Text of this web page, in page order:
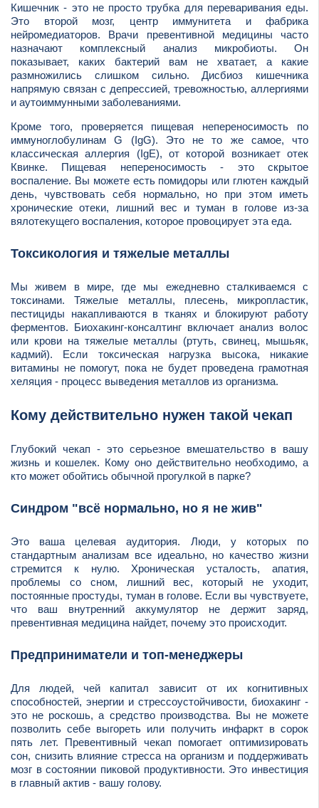
Кишечник - это не просто трубка для переваривания еды.
Это второй мозг, центр иммунитета и фабрика
нейромедиаторов. Врачи превентивной медицины часто
назначают комплексный анализ микробиоты. Он
показывает, каких бактерий вам не хватает, а какие
размножились слишком сильно. Дисбиоз кишечника
напрямую связан с депрессией, тревожностью, аллергиями
и аутоиммунными заболеваниями.
Кроме того, проверяется пищевая непереносимость по
иммуноглобулинам G (IgG). Это не то же самое, что
классическая аллергия (IgE), от которой возникает отек
Квинке. Пищевая непереносимость - это скрытое
воспаление. Вы можете есть помидоры или глютен каждый
день, чувствовать себя нормально, но при этом иметь
хронические отеки, лишний вес и туман в голове из-за
вялотекущего воспаления, которое провоцирует эта еда.
Токсикология и тяжелые металлы
Мы живем в мире, где мы ежедневно сталкиваемся с
токсинами. Тяжелые металлы, плесень, микропластик,
пестициды накапливаются в тканях и блокируют работу
ферментов. Биохакинг-консалтинг включает анализ волос
или крови на тяжелые металлы (ртуть, свинец, мышьяк,
кадмий). Если токсическая нагрузка высока, никакие
витамины не помогут, пока не будет проведена грамотная
хеляция - процесс выведения металлов из организма.
Кому действительно нужен такой чекап
Глубокий чекап - это серьезное вмешательство в вашу
жизнь и кошелек. Кому оно действительно необходимо, а
кто может обойтись обычной прогулкой в парке?
Синдром "всё нормально, но я не жив"
Это ваша целевая аудитория. Люди, у которых по
стандартным анализам все идеально, но качество жизни
стремится к нулю. Хроническая усталость, апатия,
проблемы со сном, лишний вес, который не уходит,
постоянные простуды, туман в голове. Если вы чувствуете,
что ваш внутренний аккумулятор не держит заряд,
превентивная медицина найдет, почему это происходит.
Предприниматели и топ-менеджеры
Для людей, чей капитал зависит от их когнитивных
способностей, энергии и стрессоустойчивости, биохакинг -
это не роскошь, а средство производства. Вы не можете
позволить себе выгореть или получить инфаркт в сорок
пять лет. Превентивный чекап помогает оптимизировать
сон, снизить влияние стресса на организм и поддерживать
мозг в состоянии пиковой продуктивности. Это инвестиция
в главный актив - вашу голову.